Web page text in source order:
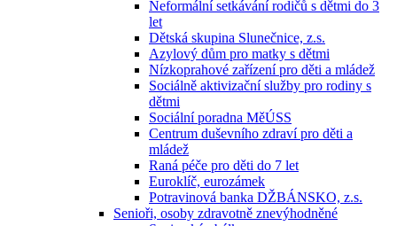
Neformální setkávání rodičů s dětmi do 3
let
Dětská skupina Slunečnice, z.s.
Azylový dům pro matky s dětmi
Nízkoprahové zařízení pro děti a mládež
Sociálně aktivizační služby pro rodiny s
dětmi
Sociální poradna MěÚSS
Centrum duševního zdraví pro děti a
mládež
Raná péče pro děti do 7 let
Euroklíč, eurozámek
Potravinová banka DŽBÁNSKO, z.s.
Senioři, osoby zdravotně znevýhodněné